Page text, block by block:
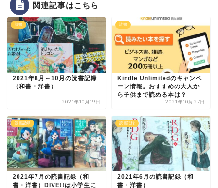
関連記事はこちら
読書
2021年8月～10月の読書記録
（和書・洋書）
2021年10月19日
読書
Kindle Unlimitedのキャンペ
ーン情報。おすすめの大人か
ら子供まで読める本は？
2021年10月27日
読書記録
2021年7月の読書記録（和
書・洋書）DIVE!!は小学生に
読書記録
2021年6月の読書記録（和
書・洋書）